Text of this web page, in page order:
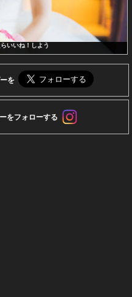
いいね！しよう
を
をフォローする